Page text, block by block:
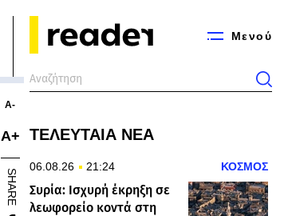
Μενού
Α-
Α+
SHARE
ΤΕΛΕΥΤΑΙΑ ΝΕΑ
06.08.26 21:24 ΚΟΣΜΟΣ
Συρία: Ισχυρή έκρηξη σε
λεωφορείο κοντά στη